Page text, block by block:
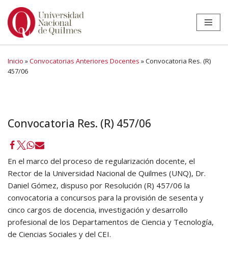
Ir
Inicio »Convocatorias Anteriores Docentes »Convocatoria Res. (R)
457/06
Convocatoria Res. (R) 457/06
En el marco del proceso de regularización docente, el
Rector de la Universidad Nacional de Quilmes (UNQ), Dr.
Daniel Gómez, dispuso por Resolución (R) 457/06 la
convocatoria a concursos para la provisión de sesenta y
cinco cargos de docencia, investigación y desarrollo
profesional de los Departamentos de Ciencia y Tecnología,
de Ciencias Sociales y del CEI.